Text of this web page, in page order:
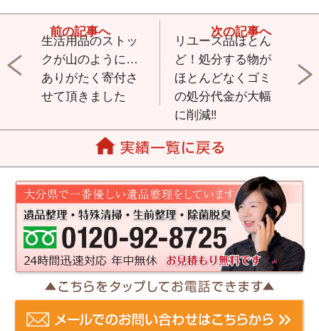
生活用品のストッ
クが山のように…
ありがたく寄付さ
せて頂きました
リユース品ほとん
ど！処分する物が
ほとんどなくゴミ
の処分代金が大幅
に削減‼